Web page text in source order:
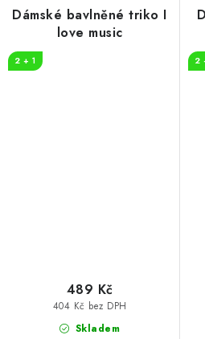
Dámské bavlněné triko I
love music
2 + 1
Skladem
404 Kč bez DPH
489 Kč
2